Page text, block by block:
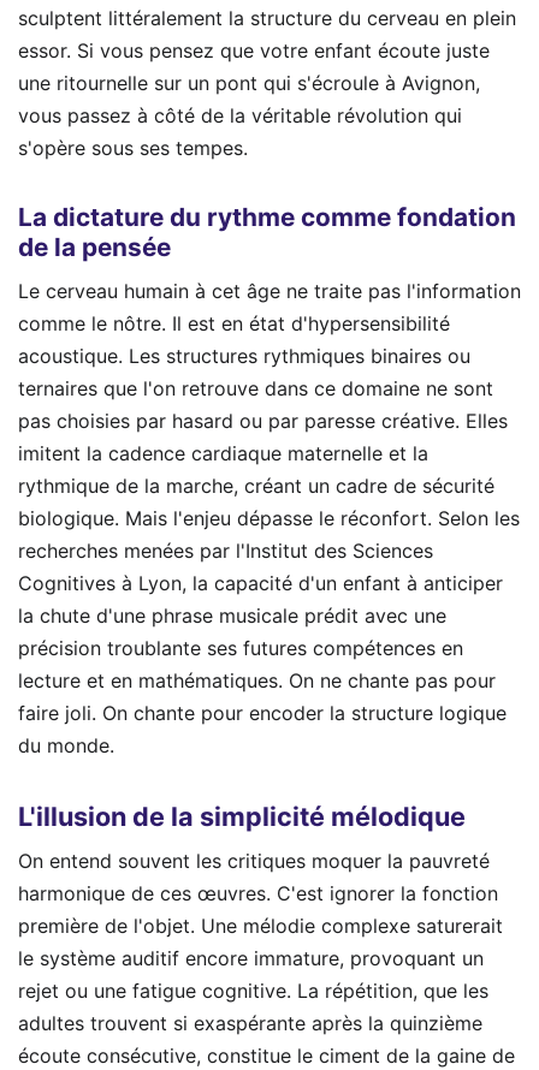
sculptent littéralement la structure du cerveau en plein
essor. Si vous pensez que votre enfant écoute juste
une ritournelle sur un pont qui s'écroule à Avignon,
vous passez à côté de la véritable révolution qui
s'opère sous ses tempes.
La dictature du rythme comme fondation
de la pensée
Le cerveau humain à cet âge ne traite pas l'information
comme le nôtre. Il est en état d'hypersensibilité
acoustique. Les structures rythmiques binaires ou
ternaires que l'on retrouve dans ce domaine ne sont
pas choisies par hasard ou par paresse créative. Elles
imitent la cadence cardiaque maternelle et la
rythmique de la marche, créant un cadre de sécurité
biologique. Mais l'enjeu dépasse le réconfort. Selon les
recherches menées par l'Institut des Sciences
Cognitives à Lyon, la capacité d'un enfant à anticiper
la chute d'une phrase musicale prédit avec une
précision troublante ses futures compétences en
lecture et en mathématiques. On ne chante pas pour
faire joli. On chante pour encoder la structure logique
du monde.
L'illusion de la simplicité mélodique
On entend souvent les critiques moquer la pauvreté
harmonique de ces œuvres. C'est ignorer la fonction
première de l'objet. Une mélodie complexe saturerait
le système auditif encore immature, provoquant un
rejet ou une fatigue cognitive. La répétition, que les
adultes trouvent si exaspérante après la quinzième
écoute consécutive, constitue le ciment de la gaine de